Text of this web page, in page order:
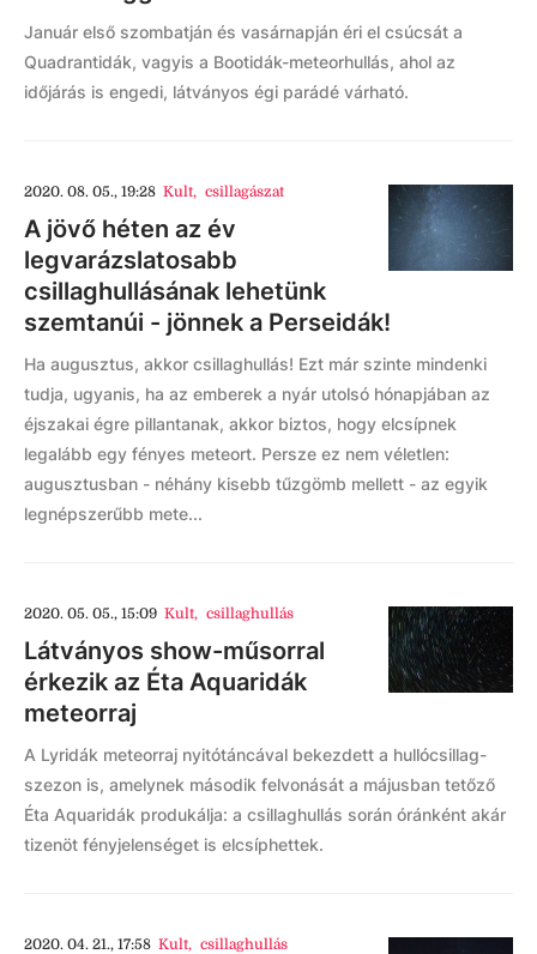
Január első szombatján és vasárnapján éri el csúcsát a
Quadrantidák, vagyis a Bootidák-meteorhullás, ahol az
időjárás is engedi, látványos égi parádé várható.
2020. 08. 05., 19:28 Kult, csillagászat
A jövő héten az év
legvarázslatosabb
csillaghullásának lehetünk
szemtanúi - jönnek a Perseidák!
Ha augusztus, akkor csillaghullás! Ezt már szinte mindenki
tudja, ugyanis, ha az emberek a nyár utolsó hónapjában az
éjszakai égre pillantanak, akkor biztos, hogy elcsípnek
legalább egy fényes meteort. Persze ez nem véletlen:
augusztusban - néhány kisebb tűzgömb mellett - az egyik
legnépszerűbb mete...
2020. 05. 05., 15:09 Kult, csillaghullás
Látványos show-műsorral
érkezik az Éta Aquaridák
meteorraj
A Lyridák meteorraj nyitótáncával bekezdett a hullócsillag-
szezon is, amelynek második felvonását a májusban tetőző
Éta Aquaridák produkálja: a csillaghullás során óránként akár
tizenöt fényjelenséget is elcsíphettek.
2020. 04. 21., 17:58 Kult, csillaghullás